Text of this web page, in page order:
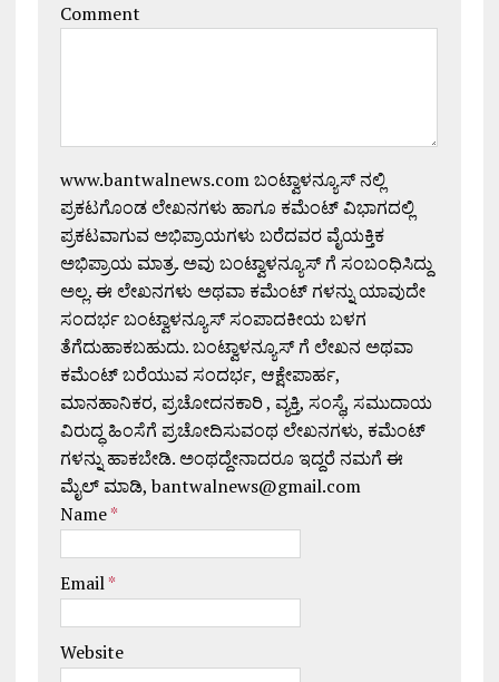
Comment
www.bantwalnews.com ಬಂಟ್ವಾಳನ್ಯೂಸ್ ನಲ್ಲಿ
ಪ್ರಕಟಗೊಂಡ ಲೇಖನಗಳು ಹಾಗೂ ಕಮೆಂಟ್ ವಿಭಾಗದಲ್ಲಿ
ಪ್ರಕಟವಾಗುವ ಅಭಿಪ್ರಾಯಗಳು ಬರೆದವರ ವೈಯಕ್ತಿಕ
ಅಭಿಪ್ರಾಯ ಮಾತ್ರ. ಅವು ಬಂಟ್ವಾಳನ್ಯೂಸ್ ಗೆ ಸಂಬಂಧಿಸಿದ್ದು
ಅಲ್ಲ. ಈ ಲೇಖನಗಳು ಅಥವಾ ಕಮೆಂಟ್ ಗಳನ್ನು ಯಾವುದೇ
ಸಂದರ್ಭ ಬಂಟ್ವಾಳನ್ಯೂಸ್ ಸಂಪಾದಕೀಯ ಬಳಗ
ತೆಗೆದುಹಾಕಬಹುದು. ಬಂಟ್ವಾಳನ್ಯೂಸ್ ಗೆ ಲೇಖನ ಅಥವಾ
ಕಮೆಂಟ್ ಬರೆಯುವ ಸಂದರ್ಭ, ಆಕ್ಷೇಪಾರ್ಹ,
ಮಾನಹಾನಿಕರ, ಪ್ರಚೋದನಕಾರಿ , ವ್ಯಕ್ತಿ, ಸಂಸ್ಥೆ, ಸಮುದಾಯ
ವಿರುದ್ಧ ಹಿಂಸೆಗೆ ಪ್ರಚೋದಿಸುವಂಥ ಲೇಖನಗಳು, ಕಮೆಂಟ್
ಗಳನ್ನು ಹಾಕಬೇಡಿ. ಅಂಥದ್ದೇನಾದರೂ ಇದ್ದರೆ ನಮಗೆ ಈ
ಮೈಲ್ ಮಾಡಿ, bantwalnews@gmail.com
Name*
Email*
Website